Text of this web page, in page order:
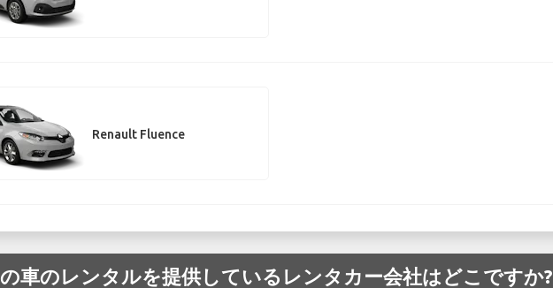
Renault Fluence
車のレンタルを提供しているレンタカー会社はどこですか?